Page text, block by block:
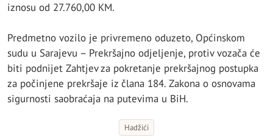
iznosu od 27.760,00 KM.
Predmetno vozilo je privremeno oduzeto, Općinskom
sudu u Sarajevu – Prekršajno odjeljenje, protiv vozača će
biti podnijet Zahtjev za pokretanje prekršajnog postupka
za počinjene prekršaje iz člana 184. Zakona o osnovama
sigurnosti saobraćaja na putevima u BiH.
Hadžići